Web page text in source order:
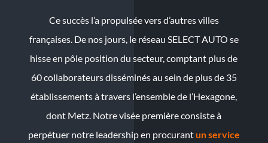
Ce succès l’a propulsée vers d’autres villes
françaises. De nos jours, le réseau SELECT AUTO se
hisse en pôle position du secteur, comptant plus de
60 collaborateurs disséminés au sein de plus de 35
établissements à travers l’ensemble de l’Hexagone,
dont Metz. Notre visée première consiste à
perpétuer notre leadership en procurantun service